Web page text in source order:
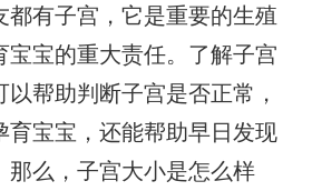
都有子宫，它是重要的生殖
宝宝的重大责任。了解子宫
帮助判断子宫是否正常，
育宝宝，还能帮助早日发现
那么，子宫大小是怎么样